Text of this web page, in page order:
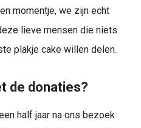
momentje, we zijn echt
lieve mensen die niets
plakje cake willen delen.
de donaties?
half jaar na ons bezoek